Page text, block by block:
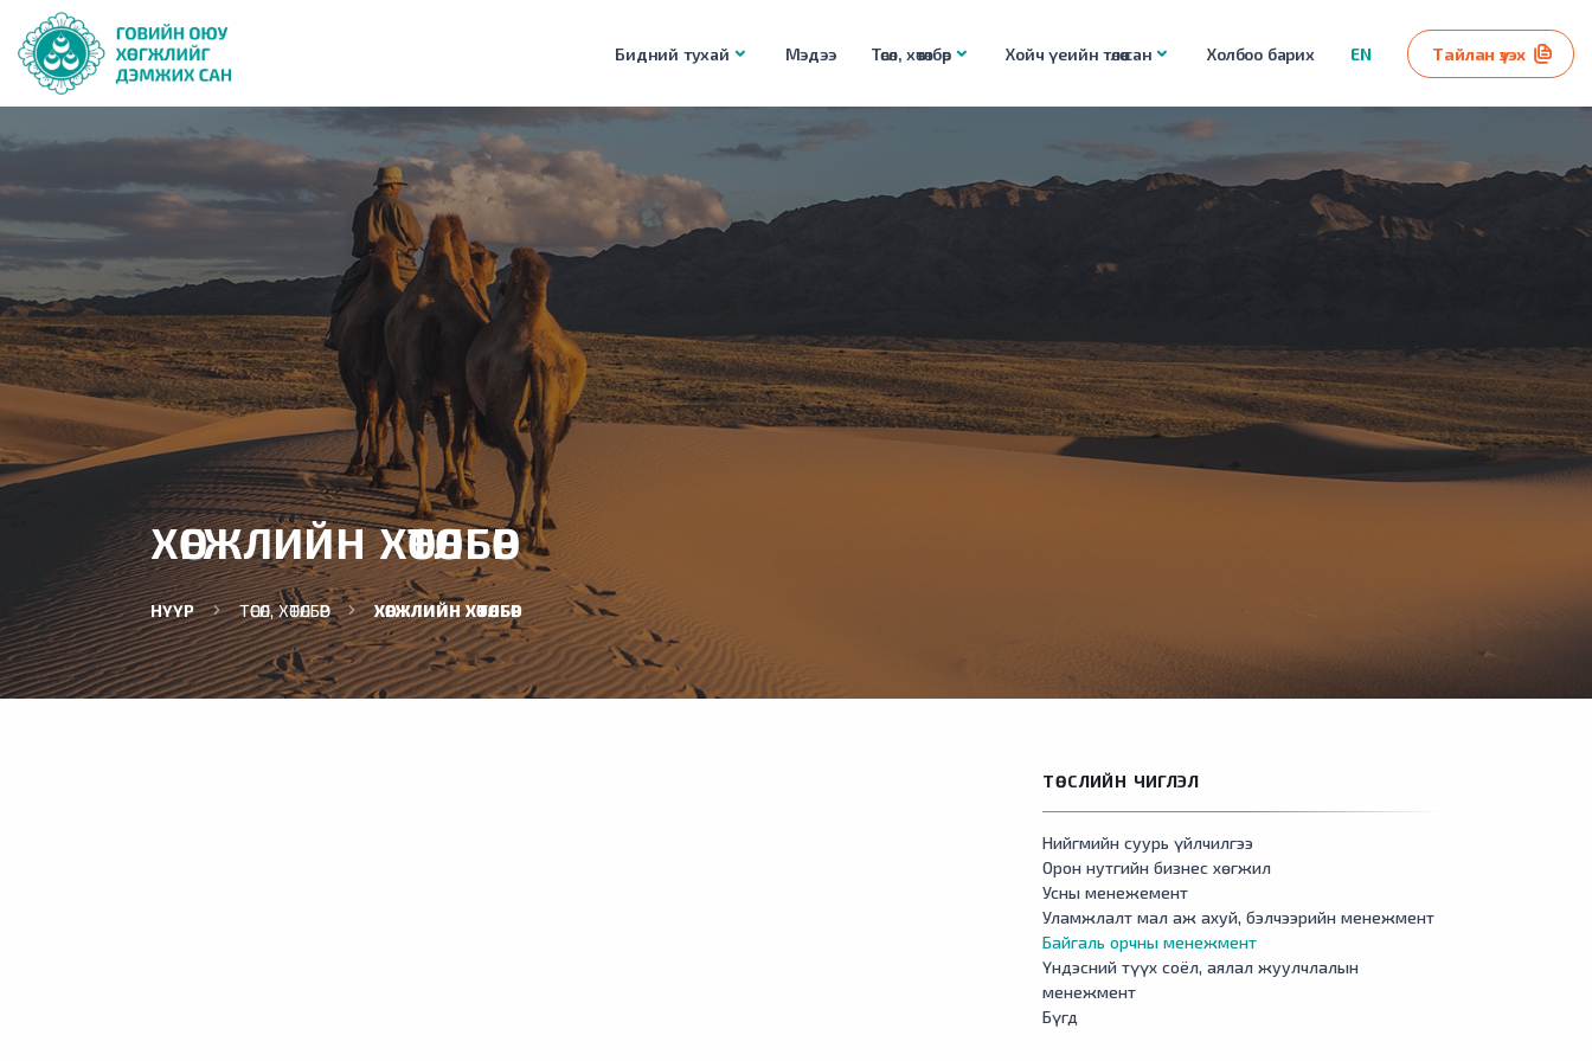
Бидний тухай Мэдээ Төсөл, хөтөлбөр Хойч үеийн төлөө сан Холбоо барих EN Тайлан үзэх
ХӨГЖЛИЙН ХӨТӨЛБӨР
НҮҮР ТӨСӨЛ, ХӨТӨЛБӨР ХӨГЖЛИЙН ХӨТӨЛБӨР
ТӨСЛИЙН ЧИГЛЭЛ
Нийгмийн суурь үйлчилгээ
Орон нутгийн бизнес хөгжил
Усны менежемент
Уламжлалт мал аж ахуй, бэлчээрийн менежмент
Байгаль орчны менежмент
Үндэсний түүх соёл, аялал жуулчлалын
менежмент
Бүгд